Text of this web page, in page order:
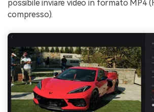
possibile inviare video in formato MP4
compresso).